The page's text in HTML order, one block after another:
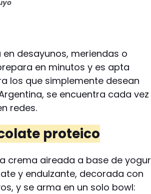
desayunos, meriendas o
en minutos y es apta
los que simplemente desean
se encuentra cada vez
redes.
proteico
crema aireada a base de yogur
y endulzante, decorada con
y se arma en un solo bowl: